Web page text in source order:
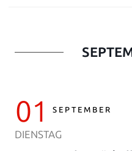
01 SEPTEMBER
DIENSTAG